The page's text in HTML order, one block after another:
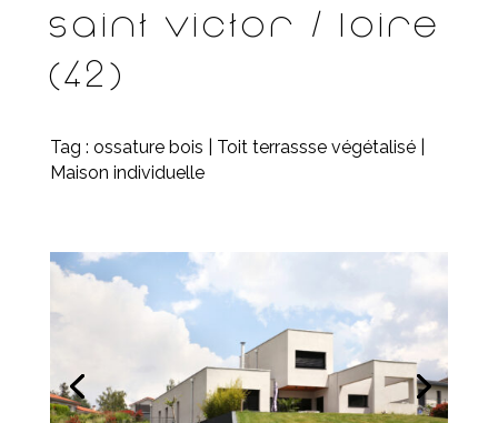
Saint Victor / Loire
(42)
Tag : ossature bois Toit terrassse végétalisé|
Maison individuelle